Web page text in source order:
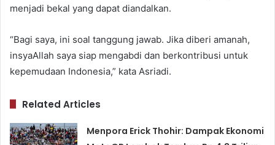
menjadi bekal yang dapat diandalkan.
“Bagi saya, ini soal tanggung jawab. Jika diberi amanah,
insyaAllah saya siap mengabdi dan berkontribusi untuk
kepemudaan Indonesia,” kata Asriadi.
Related Articles
Menpora Erick Thohir: Dampak Ekonomi